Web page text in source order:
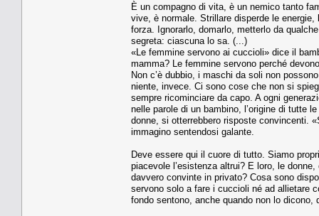
È un compagno di vita, è un nemico tanto
vive, è normale. Strillare disperde le
forza. Ignorarlo, domarlo, metterlo da
segreta: ciascuna lo sa. (...)
«Le femmine servono ai cuccioli» dice il
mamma? Le femmine servono perché
Non c’è dubbio, i maschi da soli non
niente, invece. Ci sono cose che non si
sempre ricominciare da capo. A ogni
nelle parole di un bambino, l’origine di tutte
donne, si otterrebbero risposte convincenti.
immagino sentendosi galante.
Deve essere qui il cuore di tutto. Siamo
piacevole l’esistenza altrui? E loro, le
davvero convinte in privato? Cosa sono
servono solo a fare i cuccioli né ad allietare
fondo sentono, anche quando non lo dicono,